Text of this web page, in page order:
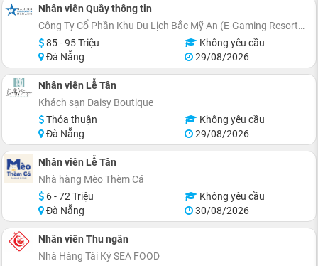
Nhân viên Quầy thông tin
Công Ty Cổ Phần Khu Du Lịch Bắc Mỹ An (E-Gaming Resorts Danang)
85 - 95 Triệu
Không yêu cầu
Đà Nẵng
29/08/2026
Nhân viên Lễ Tân
Khách sạn Daisy Boutique
Thỏa thuận
Không yêu cầu
Đà Nẵng
29/08/2026
Nhân viên Lễ Tân
Nhà hàng Mèo Thèm Cá
6 - 72 Triệu
Không yêu cầu
Đà Nẵng
30/08/2026
Nhân viên Thu ngân
Nhà Hàng Tài Ký SEA FOOD